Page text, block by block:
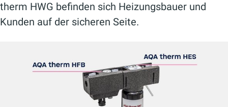
therm HWG befinden sich Heizungsbauer und
Kunden auf der sicheren Seite.